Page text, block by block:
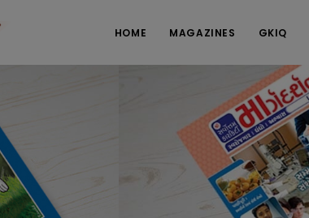
HOME MAGAZINES GKIQ